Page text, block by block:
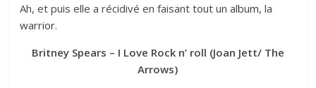
Ah, et puis elle a récidivé en faisanttout un album, la
warrior.
Britney Spears – I Love Rock n’ roll (Joan Jett/ The
Arrows)